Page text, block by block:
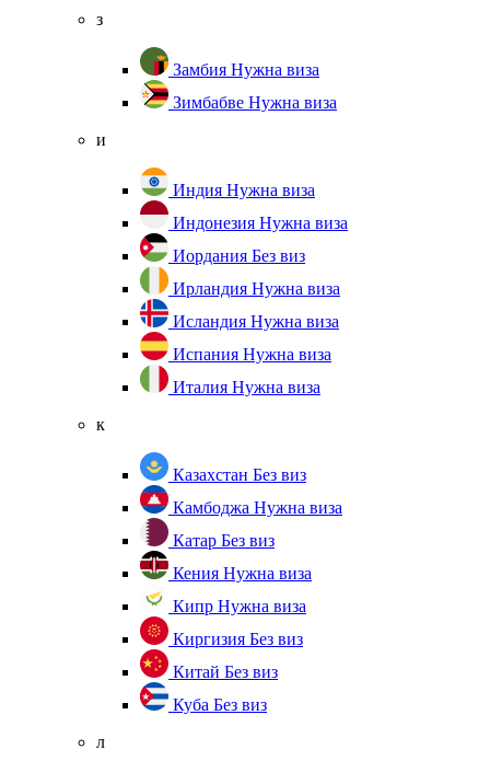
з
Замбия Нужна виза
Зимбабве Нужна виза
и
Индия Нужна виза
Индонезия Нужна виза
Иордания Без виз
Ирландия Нужна виза
Исландия Нужна виза
Испания Нужна виза
Италия Нужна виза
к
Казахстан Без виз
Камбоджа Нужна виза
Катар Без виз
Кения Нужна виза
Кипр Нужна виза
Киргизия Без виз
Китай Без виз
Куба Без виз
л